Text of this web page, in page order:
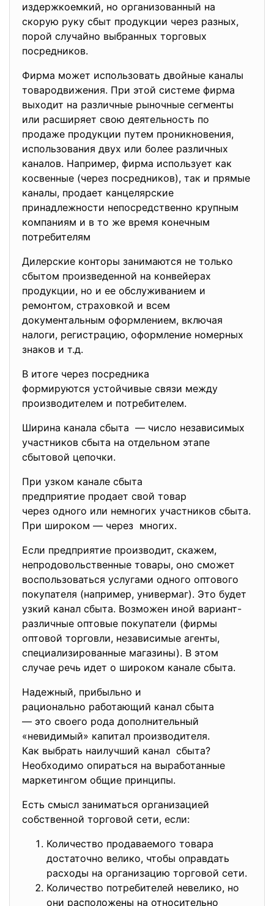
издержкоемкий, но организованный на
скорую руку сбыт продукции через разных,
порой случайно выбранных торговых
посредников.
Фирма может использовать двойные каналы
товародвижения. При этой системе фирма
выходит на различные рыночные сегменты
или расширяет свою деятельность по
продаже продукции путем проникновения,
использования двух или более различных
каналов. Например, фирма использует как
косвенные (через посредников), так и прямые
каналы, продает канцелярские
принадлежности непосредственно крупным
компаниям и в то же время конечным
потребителям
Дилерские конторы занимаются не только
сбытом произведенной на конвейерах
продукции, но и ее обслуживанием и
ремонтом, страховкой и всем
документальным оформлением, включая
налоги, регистрацию, оформление номерных
знаков и т.д.
В итоге через посредника
формируются устойчивые связи между
производителем и потребителем.
Ширина канала сбыта — число независимых
участников сбыта на отдельном этапе
сбытовой цепочки.
При узком канале сбыта
предприятие продает свой товар
через одного или немногих участников сбыта.
При широком — через многих.
Если предприятие производит, скажем,
непродовольственные товары, оно сможет
воспользоваться услугами одного оптового
покупателя (например, универмаг). Это будет
узкий канал сбыта. Возможен иной вариант-
различные оптовые покупатели (фирмы
оптовой торговли, независимые агенты,
специализированные магазины). В этом
случае речь идет о широком канале сбыта.
Надежный, прибыльно и
рационально работающий канал сбыта
— это своего рода дополнительный
«невидимый» капитал производителя.
Как выбрать наилучший канал сбыта?
Необходимо опираться на выработанные
маркетингом общие принципы.
Есть смысл заниматься организацией
собственной торговой сети, если:
Количество продаваемого товара
достаточно велико, чтобы оправдать
расходы на организацию торговой сети.
Количество потребителей невелико, но
они расположены на относительно